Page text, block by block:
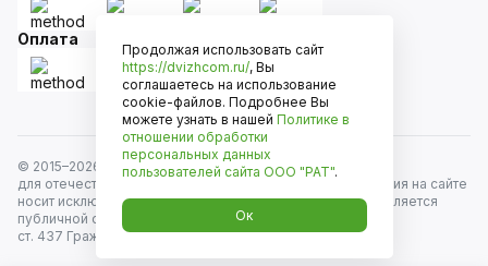
Оплата
© 2015–2026
Движком — сеть магазинов автозапчастей
для отечественных автомобилей и иномарок. Информация на сайте
носит исключительно информационный характер и не является
публичной офертой, определяемой положениями
ст. 437 Гражданского кодекса РФ. Все права защищены.
Продолжая использовать сайт
https://dvizhcom.ru/, Вы
соглашаетесь на использование
cookie-файлов. Подробнее Вы
можете узнать в нашей Политике в
отношении обработки
персональных данных
пользователей сайта ООО "РАТ".
Ок